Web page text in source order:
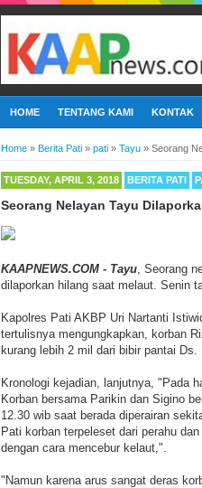
HOME TENTANG KAMI KONTAK
Home » Berita Pati » pati » Tayu » Seorang
TUESDAY, APRIL 3, 2018 BERITA PATI
Seorang Nelayan Tayu
KAAPNEWS.COM - Tayu , Seorang
dilaporkan hilang saat melaut. Senin
Kapolres Pati AKBP Uri Nartanti
tertulisnya mengungkapkan, korban
kurang lebih 2 mil dari bibir pantai
Kronologi kejadian, lanjutnya, "Pada
Korban bersama Parikin dan Sigino
12.30 wib saat berada diperairan
Pati korban terpeleset dari perahu
dengan cara mencebur kelaut,".
"Namun karena arus sangat deras